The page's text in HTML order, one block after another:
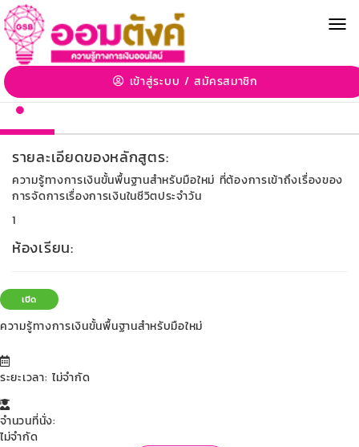
เข้าสู่ระบบ /สมัครสมาชิก
ความรู้ทางการเงินสำหรับผู้ใช้สินเชื่อกับธนาคารออมสิน
FL001: ความรู้ทางการเงินขั้นพื้นฐานสำหรับมือใหม่
รายละเอียดของหลักสูตร:
ความรู้ทางการเงินขั้นพื้นฐานสำหรับมือใหม่ ที่ต้องการเข้าถึงเรื่องของ
การจัดการเรื่องการเงินในชีวิตประจำวัน
1
ห้องเรียน:
เปิด
ความรู้ทางการเงินขั้นพื้นฐานสำหรับมือใหม่
ระยะเวลา: ไม่จำกัด
จำนวนที่นั่ง:
ไม่จำกัด